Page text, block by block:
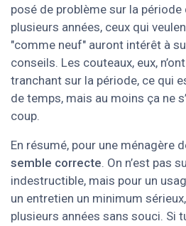
posé de problème sur la
plusieurs années, ceux qui
"comme neuf" auront intérêt à
conseils. Les couteaux, eux,
tranchant sur la période, ce qui
de temps, mais au moins ça ne
coup.
En résumé, pour une ménagère
semble correcte. On n’est pas
indestructible, mais pour un
un entretien un minimum
plusieurs années sans souci. Si